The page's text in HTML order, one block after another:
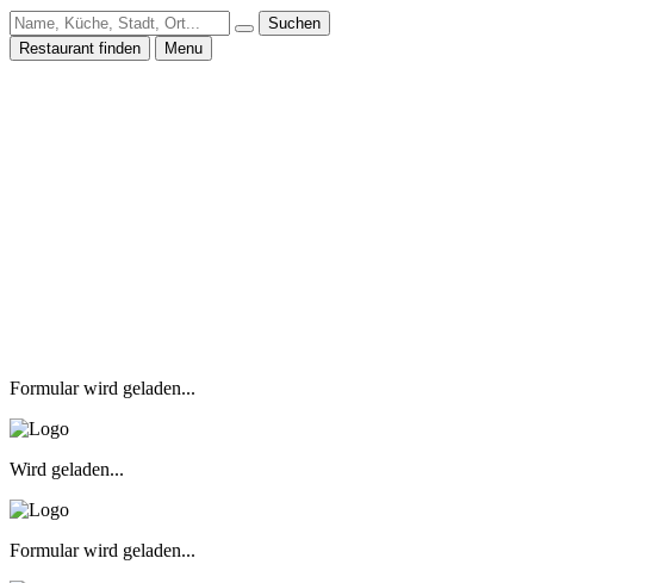
Suchen
Restaurant finden
Menu
Formular wird geladen...
Wird geladen...
Formular wird geladen...